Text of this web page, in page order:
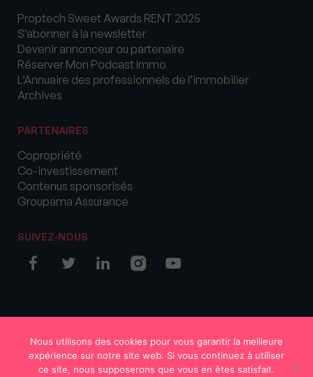
Proptech Sweet Awards RENT 2025
S’abonner à la newsletter
Devenir annonceur ou partenaire
Réserver Mon Podcast Immo
L’Annuaire des professionnels de l’immobilier
Archives
PARTENAIRES
Copropriété
Co-investissement
Contenus sponsorisés
Groupama Assurance
SUIVEZ-NOUS
Nous utilisons des cookies pour vous garantir la meilleure
expérience sur notre site web. Si vous continuez à utiliser
ce site, nous supposerons que vous en êtes satisfait.